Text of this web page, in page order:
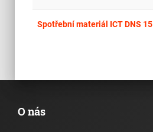
Spotřební materiál ICT DNS 15
O nás